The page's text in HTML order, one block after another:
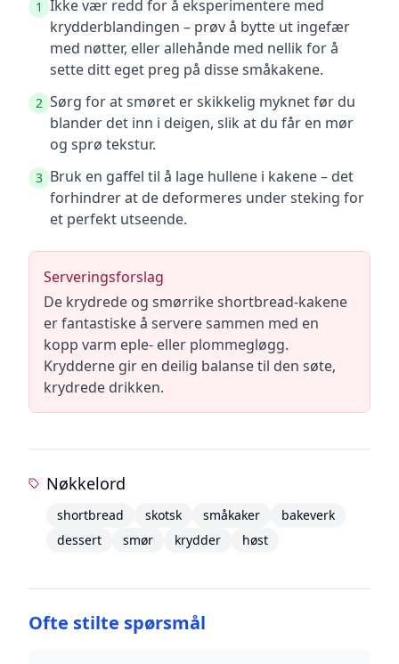
1 Ikke vær redd for å eksperimentere med
krydderblandingen – prøv å bytte ut ingefær
med nøtter, eller allehånde med nellik for å
sette ditt eget preg på disse småkakene.
2 Sørg for at smøret er skikkelig myknet før du
blander det inn i deigen, slik at du får en mør
og sprø tekstur.
3 Bruk en gaffel til å lage hullene i kakene – det
forhindrer at de deformeres under steking for
et perfekt utseende.
Serveringsforslag
De krydrede og smørrike shortbread-kakene
er fantastiske å servere sammen med en
kopp varm eple- eller plommegløgg.
Krydderne gir en deilig balanse til den søte,
krydrede drikken.
Nøkkelord
shortbread skotsk småkaker
bakeverk
dessert
smør krydder høst
Ofte stilte spørsmål